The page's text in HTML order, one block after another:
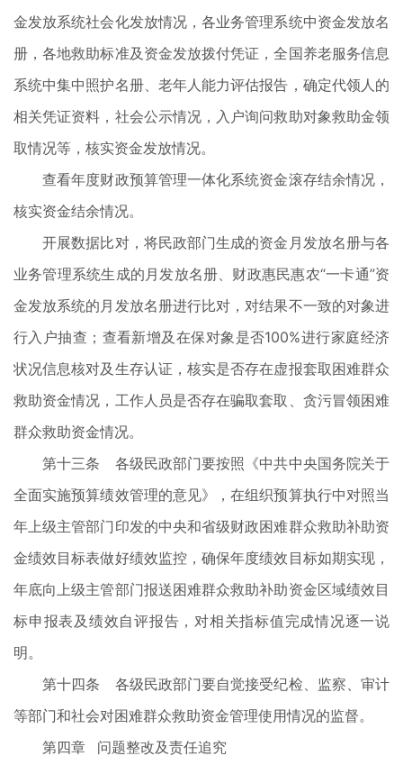
金发放系统社会化发放情况，各业务管理系统中资金发放名
册，各地救助标准及资金发放拨付凭证，全国养老服务信息
系统中集中照护名册、老年人能力评估报告，确定代领人的
相关凭证资料，社会公示情况，入户询问救助对象救助金领
取情况等，核实资金发放情况。
查看年度财政预算管理一体化系统资金滚存结余情况，
核实资金结余情况。
开展数据比对，将民政部门生成的资金月发放名册与各
业务管理系统生成的月发放名册、财政惠民惠农“一卡通”资
金发放系统的月发放名册进行比对，对结果不一致的对象进
行入户抽查；查看新增及在保对象是否100%进行家庭经济
状况信息核对及生存认证，核实是否存在虚报套取困难群众
救助资金情况，工作人员是否存在骗取套取、贪污冒领困难
群众救助资金情况。
第十三条 各级民政部门要按照《中共中央国务院关于
全面实施预算绩效管理的意见》，在组织预算执行中对照当
年上级主管部门印发的中央和省级财政困难群众救助补助资
金绩效目标表做好绩效监控，确保年度绩效目标如期实现，
年底向上级主管部门报送困难群众救助补助资金区域绩效目
标申报表及绩效自评报告，对相关指标值完成情况逐一说
明。
第十四条 各级民政部门要自觉接受纪检、监察、审计
等部门和社会对困难群众救助资金管理使用情况的监督。
第四章 问题整改及责任追究